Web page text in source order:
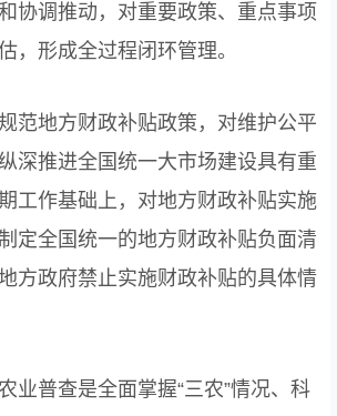
协调推动，对重要政策、重点事项
，形成全过程闭环管理。
地方财政补贴政策，对维护公平
深推进全国统一大市场建设具有重
工作基础上，对地方财政补贴实施
定全国统一的地方财政补贴负面清
方政府禁止实施财政补贴的具体情
普查是全面掌握“三农”情况、科